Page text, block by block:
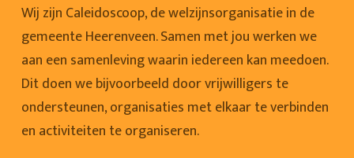
Wij zijn Caleidoscoop, de welzijnsorganisatie in de
gemeente Heerenveen. Samen met jou werken we
aan een samenleving waarin iedereen kan meedoen.
Dit doen we bijvoorbeeld door vrijwilligers te
ondersteunen, organisaties met elkaar te verbinden
en activiteiten te organiseren.